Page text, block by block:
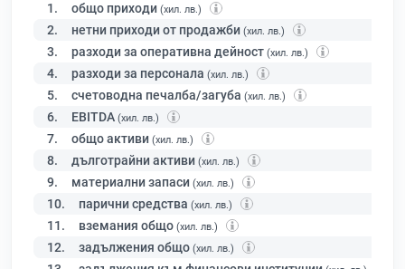
1. общо приходи (хил. лв.)
2. нетни приходи от продажби (хил. лв.)
3. разходи за оперативна дейност (хил. лв.)
4. разходи за персонала (хил. лв.)
5. счетоводна печалба/загуба (хил. лв.)
6. EBITDA (хил. лв.)
7. общо активи (хил. лв.)
8. дълготрайни активи (хил. лв.)
9. материални запаси (хил. лв.)
10. парични средства (хил. лв.)
11. вземания общо (хил. лв.)
12. задължения общо (хил. лв.)